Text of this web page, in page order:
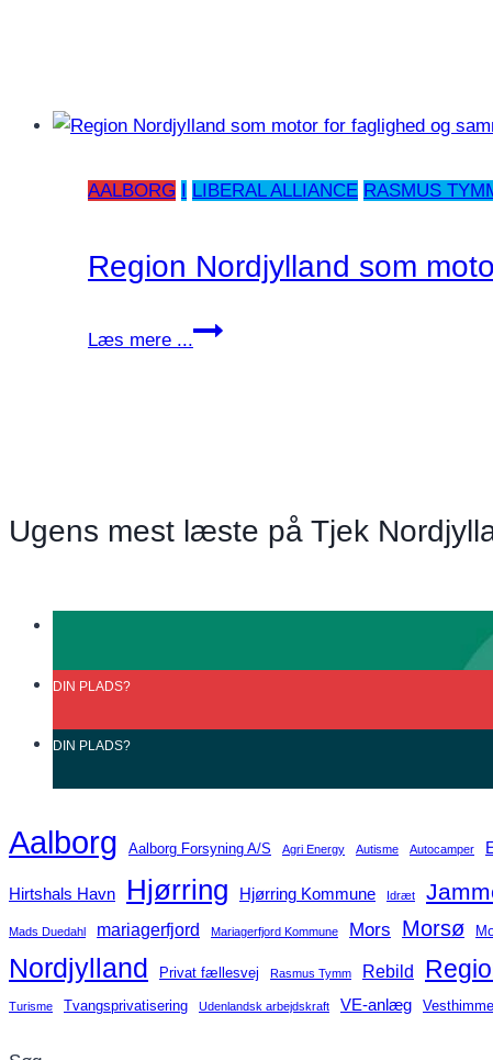
AALBORG I LIBERAL ALLIANCE RASMUS
Region Nordjylland som
Læs mere ...
Region
sammenhæng
Ugens mest læste på Tjek
DIN PLADS?
DIN PLADS?
Aalborg Aalborg Forsyning A/S Agri Energy Autisme Autocamper
Hirtshals Havn Hjørring Hjørring Kommune Idræt
Mads Duedahl mariagerfjord Mariagerfjord Kommune Mors Morsø
Nordjylland Privat fællesvej Rasmus Tymm Rebild
Turisme Tvangsprivatisering Udenlandsk arbejdskraft VE-anlæg